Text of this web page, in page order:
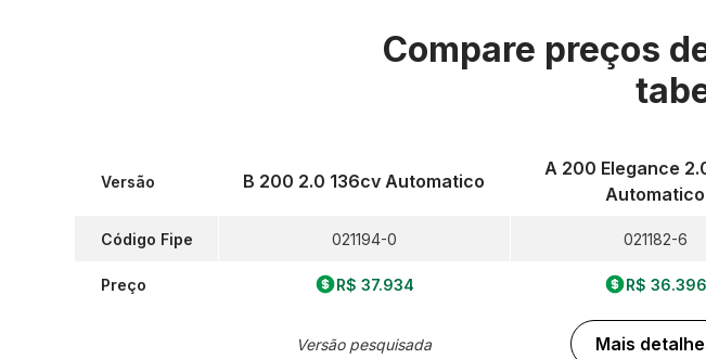
Compare preços
Versão
Código Fipe
Preço
B 200 2.0 136cv Automatico
021194-0
R$ 37.934
Versão pesquisada
A 200 Elegance
Automatico
021182-6
R$ 36.396
Mais